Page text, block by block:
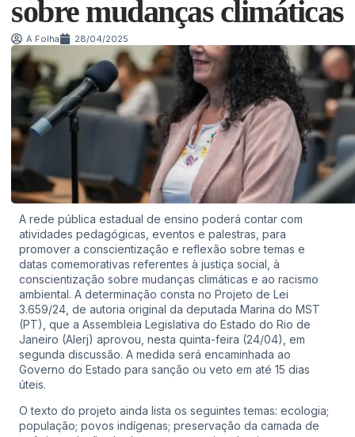
sobre mudanças climáticas
A Folha 28/04/2025
A rede pública estadual de ensino poderá contar com
atividades pedagógicas, eventos e palestras, para
promover a conscientização e reflexão sobre temas e
datas comemorativas referentes à justiça social, à
conscientização sobre mudanças climáticas e ao racismo
ambiental. A determinação consta no Projeto de Lei
3.659/24, de autoria original da deputada Marina do MST
(PT), que a Assembleia Legislativa do Estado do Rio de
Janeiro (Alerj) aprovou, nesta quinta-feira (24/04), em
segunda discussão. A medida será encaminhada ao
Governo do Estado para sanção ou veto em até 15 dias
úteis.
O texto do projeto ainda lista os seguintes temas: ecologia;
população; povos indígenas; preservação da camada de